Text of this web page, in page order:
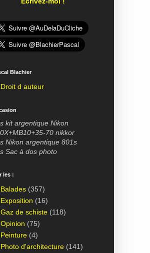
Blachier
Droit d auteur
kit argentique Nikon
70 nikkor
Nikon argentique 801s
Sac à dos photo
les :
Balades (357)
Exposition (16)
Gaz de schiste (118)
Opinion (75)
Peinture (4)
Photo d'architecture (141)